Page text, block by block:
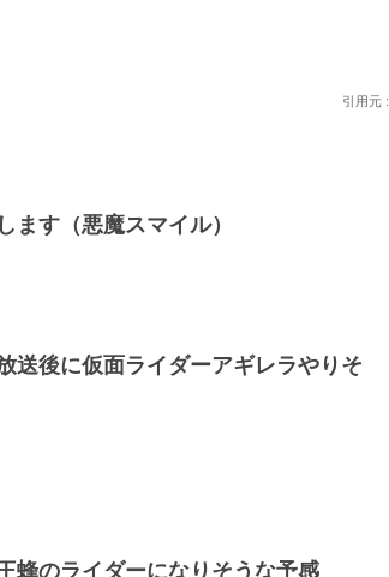
引用元 :
す（悪魔スマイル）
送後に仮面ライダーアギレラやりそ
蜂のライダーになりそうな予感